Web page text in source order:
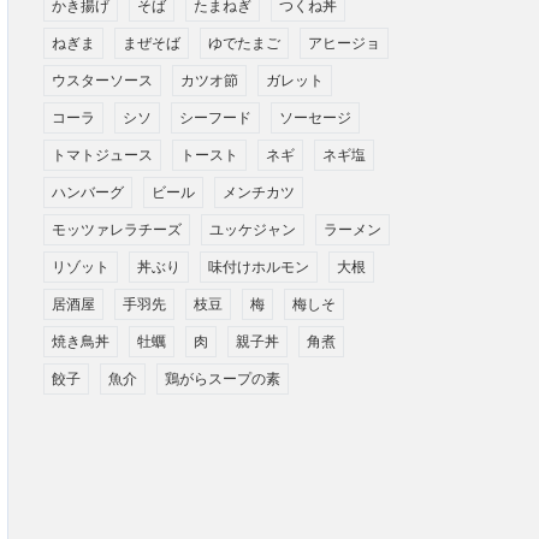
かき揚げ そば たまねぎ つくね丼
ねぎま まぜそば ゆでたまご アヒージョ
ウスターソース カツオ節 ガレット
コーラ シソ シーフード ソーセージ
トマトジュース トースト ネギ ネギ塩
ハンバーグ ビール メンチカツ
モッツァレラチーズ ユッケジャン ラーメン
リゾット 丼ぶり 味付けホルモン 大根
居酒屋 手羽先 枝豆 梅 梅しそ
焼き鳥丼 牡蠣 肉 親子丼 角煮
餃子 魚介 鶏がらスープの素